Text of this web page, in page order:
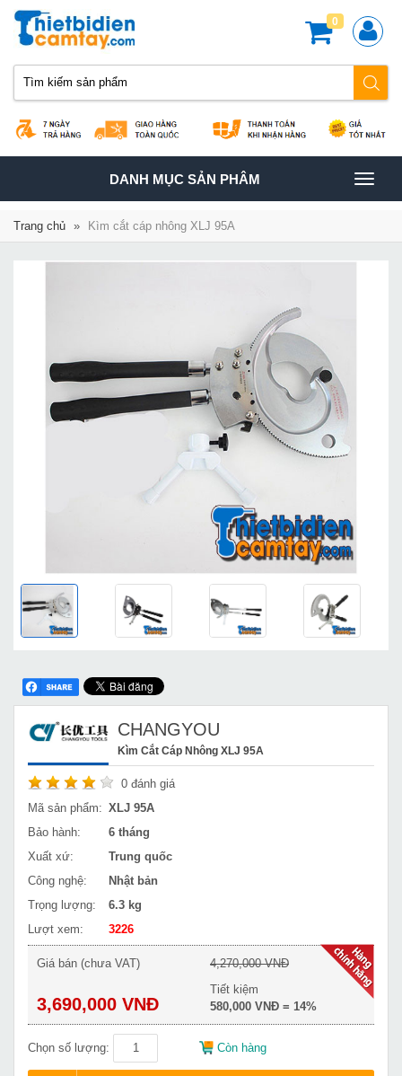
0
TOGGLE
NAVIGATION
DANH MỤC SẢN PHÂM
Trang chủ » Kìm cắt cáp nhông XLJ 95A
CHANGYOU
Kìm Cắt Cáp Nhông XLJ 95A
0 đánh giá
Mã sản phẩm: XLJ 95A
Bảo hành:
6 tháng
Xuất xứ:
Trung quốc
Công nghệ:
Nhật bản
Trọng lượng:
6.3 kg
Lượt xem:
3226
Giá bán (chưa VAT)
3,690,000 VNĐ
4,270,000 VNĐ
Tiết kiệm
580,000 VNĐ = 14%
Chọn số lượng: Còn hàng